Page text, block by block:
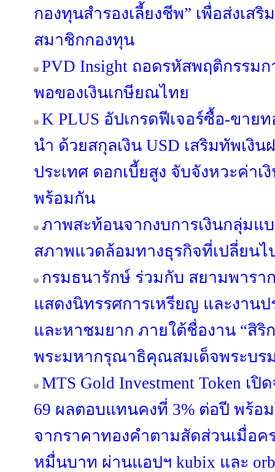
กองทุนสำรองเลี้ยงชีพ” เพื่อส่งเส
สมาชิกกองทุน
PVD Insight ถอดรหัสพฤติกรรม
พอของเงินเกษียณไทย
K PLUS อัปเกรดฟีเจอร์ซื้อ-ขาย
นำ ด้วยสกุลเงิน USD เสริมทัพเงิน
ประเทศ ดอกเบี้ยสูง จับจังหวะค่าเ
พร้อมกัน
ภาพสะท้อนจากงบการเงินกลุ่มแ
สภาพแวดล้อมทางธุรกิจที่เปลี่ยนไ
กรมธนารักษ์ ร่วมกับ สยามพารา
แสดงนิทรรศการเหรียญ และงา
และหาชมยาก ภายใต้ชื่องาน “สิ
พระมหากรุณาธิคุณสมเด็จพระบร
MTS Gold Investment Token เ
69 ผลตอบแทนคงที่ 3% ต่อปี พร้อ
จากราคาทองคำตามสัดส่วนเมื่อค
หมื่นบาท ผ่านแอปฯ kubix และ